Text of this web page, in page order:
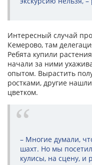
Интересный случай
Кемерово, там
Ребята купили
начали за ними
опытом. Вырастить
ростками, другие
цветком.
– Многие думали,
шахт. Но мы
кулисы, на сцену, и